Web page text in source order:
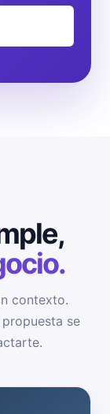
contexto.
se